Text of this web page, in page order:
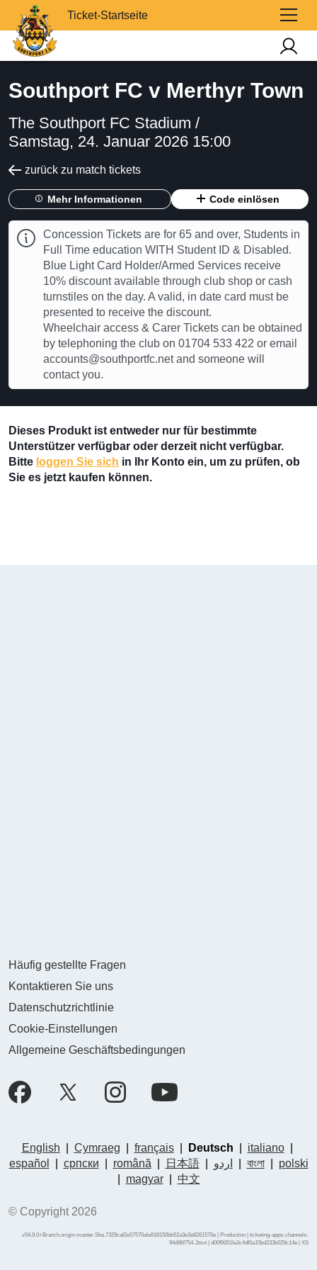
Ticket-Startseite
Southport FC v Merthyr Town
The Southport FC Stadium /
Samstag, 24. Januar 2026 15:00
zurück zu match tickets
Mehr Informationen Code einlösen
Concession Tickets are for 65 and over, Students in
Full Time education WITH Student ID & Disabled.
Blue Light Card Holder/Armed Services receive
10% discount available through club shop or cash
turnstiles on the day. A valid, in date card must be
presented to receive the discount.
Wheelchair access & Carer Tickets can be obtained
by telephoning the club on 01704 533 422 or email
accounts@southportfc.net and someone will
contact you.
Dieses Produkt ist entweder nur für bestimmte
Unterstützer verfügbar oder derzeit nicht verfügbar.
Bitte loggen Sie sich in Ihr Konto ein, um zu prüfen, ob
Sie es jetzt kaufen können.
Häufig gestellte Fragen
Kontaktieren Sie uns
Datenschutzrichtlinie
Cookie-Einstellungen
Allgemeine Geschäftsbedingungen
English Cymraeg français| Deutsch italiano|
español
српски română 日本語| اردو বাংলা|
polski
magyar| 中文
© Copyright 2026
v54.9.0+Branch.origin-master.Sha.7329caf2e57570afa918150bb52a3e3e8261576e | Production | ticketing-apps-channels-
94d96f754-2tsvt | d00f9201fa3c4df0a15bd233b029c14e | XS